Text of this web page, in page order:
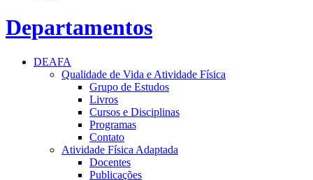
Departamentos
DEAFA
Qualidade de Vida e Atividade Física
Grupo de Estudos
Livros
Cursos e Disciplinas
Programas
Contato
Atividade Física Adaptada
Docentes
Publicações